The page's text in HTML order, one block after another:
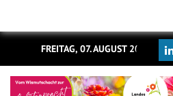
FREITAG, 07. AUGUST 2026